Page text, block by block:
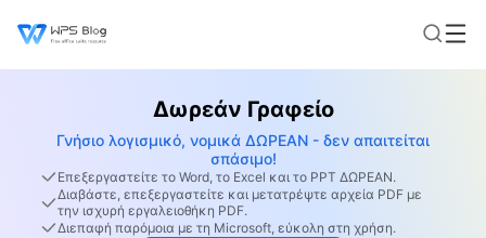
Δωρεάν Γραφείο
Γνήσιο λογισμικό, νομικά ΔΩΡΕΑΝ - δεν απαιτείται
σπάσιμο!
Επεξεργαστείτε το Word, το Excel και το PPT ΔΩΡΕΑΝ.
Διαβάστε, επεξεργαστείτε και μετατρέψτε αρχεία PDF με
την ισχυρή εργαλειοθήκη PDF.
Διεπαφή παρόμοια με τη Microsoft, εύκολη στη χρήση.